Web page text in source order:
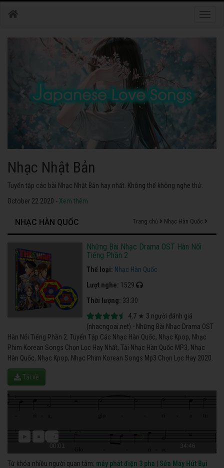
Nhạc Nhật Bản
Tuyển tập các bài Nhạc Nhật Bản hay nhất. Không thể không nghe thử.
October 22 2020 - Xem thêm
NHẠC HÀN QUỐC Trang chủ Nhạc Hàn Quốc
Những Bài Nhạc Drama OST Hàn Nổi
Tiếng Phần 2
Thể loại: Nhạc Hàn Quốc
Lượt nghe: 1529
Thời lượng: 33:30
4,7 ★ 3 người đánh giá
(nhacngoai.net) - Những Bài Nhạc Drama OST
Hàn Nổi Tiếng Phần 2. Tuyển Tập Các Nhạc Hàn Quốc, Nhạc Kpop, Nhạc
Phim Korean Songs Chọn Lọc Hay Nhất, Tải Nhạc Hàn Quốc MP3, Nhạc
Hàn Quốc, Nhạc Kpop, Nhạc Phim Korean Songs Mp3 Chọn Lọc Hay 2020.
Tải về
00:01 34:46
Từ khóa nhiều người quan tâm: máy phát điện 3 pha
Sửa Máy Hút Bụi